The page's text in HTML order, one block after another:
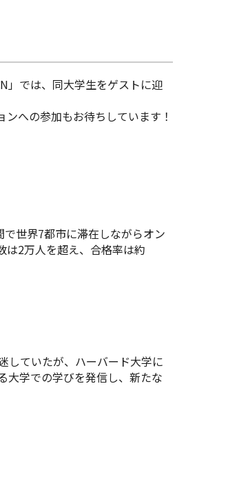
」では、同大学生をゲストに迎
への参加もお待ちしています！
世界7都市に滞在しながらオン
は2万人を超え、合格率は約
していたが、ハーバード大学に
大学での学びを発信し、新たな